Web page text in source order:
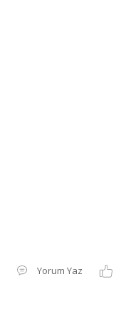
Yorum Yaz